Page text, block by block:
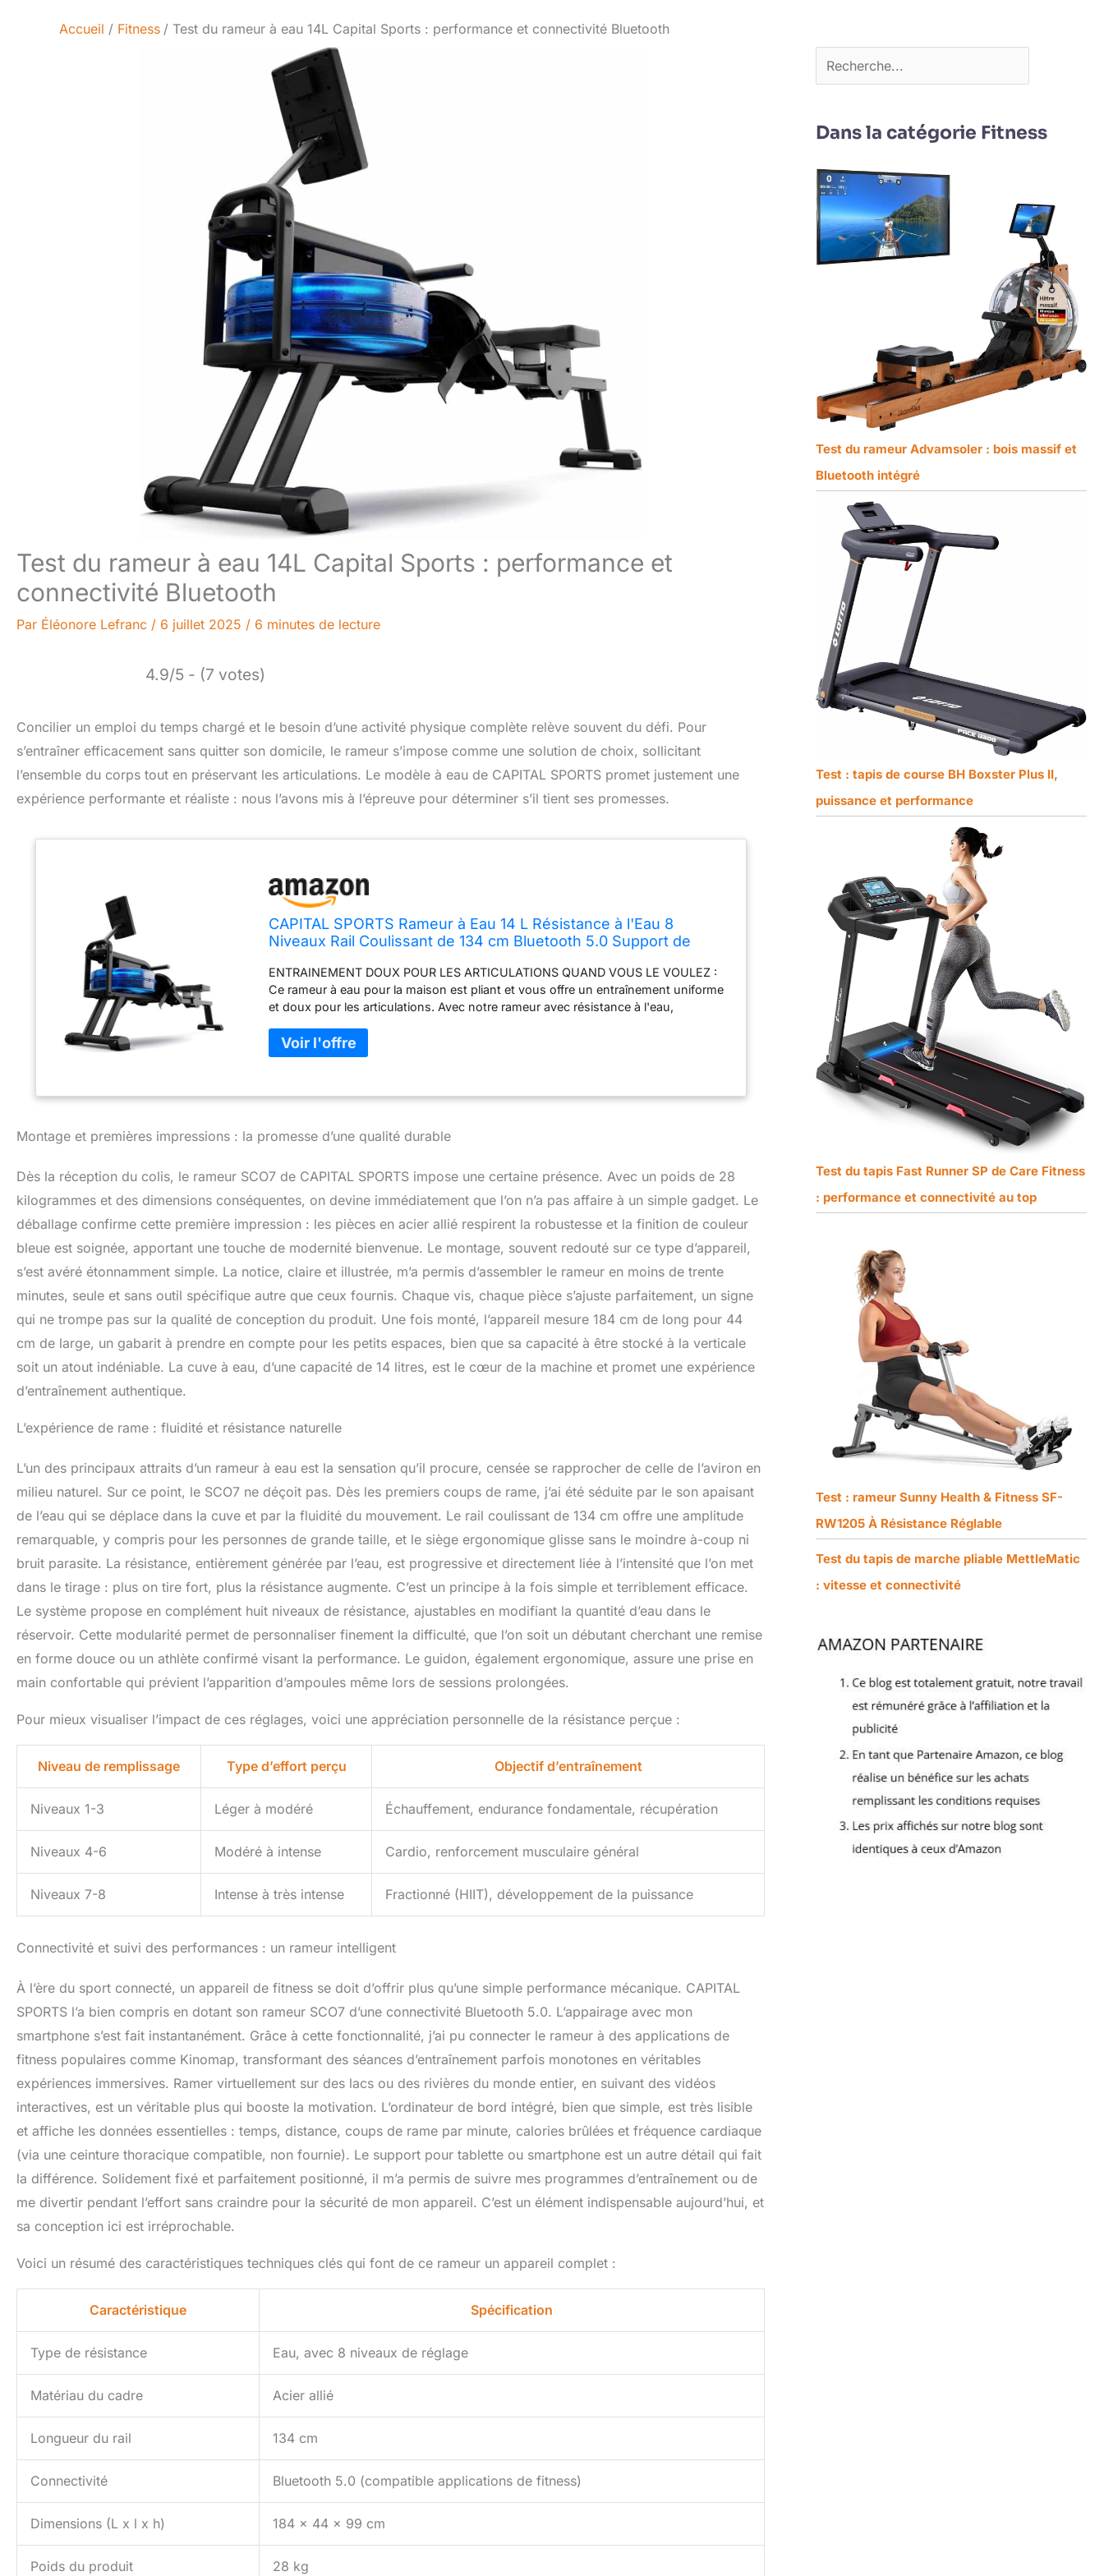
Accueil Fitness Test du rameur à eau 14L Capital Sports : performance et connectivité Bluetooth
Test du rameur à eau 14L Capital Sports : performance et
connectivité Bluetooth
Par Éléonore Lefranc / 6 juillet 2025 / 6 minutes de lecture
4.9/5 - (7 votes)
Concilier un emploi du temps chargé et le besoin d’une activité physique complète relève souvent du défi. Pour
s’entraîner efficacement sans quitter son domicile, le rameur s’impose comme une solution de choix, sollicitant
l’ensemble du corps tout en préservant les articulations. Le modèle à eau de CAPITAL SPORTS promet justement une
expérience performante et réaliste : nous l’avons mis à l’épreuve pour déterminer s’il tient ses promesses.
CAPITAL SPORTS Rameur à Eau 14 L Résistance à l'Eau 8
Niveaux Rail Coulissant de 134 cm Bluetooth 5.0 Support de
ENTRAINEMENT DOUX POUR LES ARTICULATIONS QUAND VOUS LE VOULEZ :
Ce rameur à eau pour la maison est pliant et vous offre un entraînement uniforme
et doux pour les articulations. Avec notre rameur avec résistance à l'eau,
Ce rameur à eau donne la sensation d'être sur l'eau, confortablement et en toute
sécurité depuis chez soi. Le cœur de notre rameur est son réservoir qui déplace
résistance. RÉELLE RÉSISTANCE À L'EAU PUISSANTE : Ce rameur à eau donne la
l'eau à mesure que vous ramez plus rapidement, créant ainsi une plus grande
résistance. RÉSERVOIR RECHARGEABLE DE 14 LITRES : Pour les rameurs
sur le réservoir de 14 litres. Plus vous ajoutez d’eau au rameur, plus l’intensité
requise est élevée. BLUETOOTH POUR DES RÉTROACTIONS EN TEMPS RÉEL :
Bluetooth 5.0 + 5,3 Hz à des applications comme Kinomap et d'un support de
tablette pour suivre vos performances globales en temps réel.
Montage et premières impressions : la promesse d’une qualité durable
Dès la réception du colis, le rameur SCO7 de CAPITAL SPORTS impose une certaine présence. Avec un poids de 28
kilogrammes et des dimensions conséquentes, on devine immédiatement que l’on n’a pas affaire à un simple gadget. Le
déballage confirme cette première impression : les pièces en acier allié respirent la robustesse et la finition de couleur
bleue est soignée, apportant une touche de modernité bienvenue. Le montage, souvent redouté sur ce type d’appareil,
s’est avéré étonnamment simple. La notice, claire et illustrée, m’a permis d’assembler le rameur en moins de trente
minutes, seule et sans outil spécifique autre que ceux fournis. Chaque vis, chaque pièce s’ajuste parfaitement, un signe
qui ne trompe pas sur la qualité de conception du produit. Une fois monté, l’appareil mesure 184 cm de long pour 44
cm de large, un gabarit à prendre en compte pour les petits espaces, bien que sa capacité à être stocké à la verticale
soit un atout indéniable. La cuve à eau, d’une capacité de 14 litres, est le cœur de la machine et promet une expérience
d’entraînement authentique.
L’expérience de rame : fluidité et résistance naturelle
L’un des principaux attraits d’un rameur à eau est la sensation qu’il procure, censée se rapprocher de celle de l’aviron en
milieu naturel. Sur ce point, le SCO7 ne déçoit pas. Dès les premiers coups de rame, j’ai été séduite par le son apaisant
de l’eau qui se déplace dans la cuve et par la fluidité du mouvement. Le rail coulissant de 134 cm offre une amplitude
remarquable, y compris pour les personnes de grande taille, et le siège ergonomique glisse sans le moindre à-coup ni
bruit parasite. La résistance, entièrement générée par l’eau, est progressive et directement liée à l’intensité que l’on met
dans le tirage : plus on tire fort, plus la résistance augmente. C’est un principe à la fois simple et terriblement efficace.
Le système propose en complément huit niveaux de résistance, ajustables en modifiant la quantité d’eau dans le
réservoir. Cette modularité permet de personnaliser finement la difficulté, que l’on soit un débutant cherchant une remise
en forme douce ou un athlète confirmé visant la performance. Le guidon, également ergonomique, assure une prise en
main confortable qui prévient l’apparition d’ampoules même lors de sessions prolongées.
Pour mieux visualiser l’impact de ces réglages, voici une appréciation personnelle de la résistance perçue :
Niveau de remplissage Type d’effort perçu Objectif d’entraînement
Niveaux 1-3 Léger à modéré Échauffement, endurance fondamentale, récupération
Niveaux 4-6 Modéré à intense Cardio, renforcement musculaire général
Niveaux 7-8 Intense à très intense Fractionné (HIIT), développement de la puissance
Connectivité et suivi des performances : un rameur intelligent
À l’ère du sport connecté, un appareil de fitness se doit d’offrir plus qu’une simple performance mécanique. CAPITAL
SPORTS l’a bien compris en dotant son rameur SCO7 d’une connectivité Bluetooth 5.0. L’appairage avec mon
smartphone s’est fait instantanément. Grâce à cette fonctionnalité, j’ai pu connecter le rameur à des applications de
fitness populaires comme Kinomap, transformant des séances d’entraînement parfois monotones en véritables
expériences immersives. Ramer virtuellement sur des lacs ou des rivières du monde entier, en suivant des vidéos
interactives, est un véritable plus qui booste la motivation. L’ordinateur de bord intégré, bien que simple, est très lisible
et affiche les données essentielles : temps, distance, coups de rame par minute, calories brûlées et fréquence cardiaque
(via une ceinture thoracique compatible, non fournie). Le support pour tablette ou smartphone est un autre détail qui fait
la différence. Solidement fixé et parfaitement positionné, il m’a permis de suivre mes programmes d’entraînement ou de
me divertir pendant l’effort sans craindre pour la sécurité de mon appareil. C’est un élément indispensable aujourd’hui, et
sa conception ici est irréprochable.
Voici un résumé des caractéristiques techniques clés qui font de ce rameur un appareil complet :
Caractéristique Spécification
Type de résistance Eau, avec 8 niveaux de réglage
Matériau du cadre Acier allié
Longueur du rail 134 cm
Connectivité Bluetooth 5.0 (compatible applications de fitness)
Dimensions (L x l x h) 184 x 44 x 99 cm
Poids du produit 28 kg
Dans la catégorie Fitness
Test du rameur Advamsoler : bois massif et
Bluetooth intégré
Test : tapis de course BH Boxster Plus II,
puissance et performance
Test du tapis Fast Runner SP de Care Fitness
: performance et connectivité au top
Test : rameur Sunny Health & Fitness SF-
RW1205 À Résistance Réglable
Test du tapis de marche pliable MettleMatic
: vitesse et connectivité